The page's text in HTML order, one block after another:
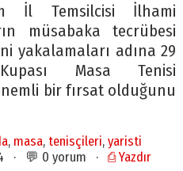
İl Temsilcisi İlhami
müsabaka tecrübesi
yakalamaları adına 29
Masa Tenisi
bir fırsat olduğunu
, masa, tenisçileri, yaristi
· 💬 0 yorum · ⎙ Yazdır